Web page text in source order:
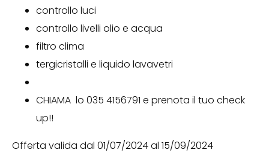
controllo luci
controllo livelli olio e acqua
filtro clima
tergicristalli e liquido lavavetri
CHIAMA lo 035 4156791 e prenota il tuo check
up!!
Offerta valida dal 01/07/2024 al 15/09/2024